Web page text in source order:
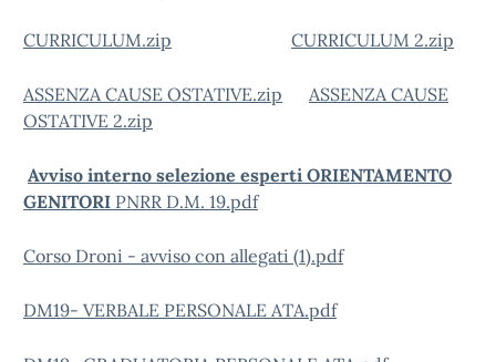
CURRICULUM.zip CURRICULUM 2.zip
ASSENZA CAUSE OSTATIVE.zip
ASSENZA CAUSE
OSTATIVE 2.zip
Avviso interno selezione esperti ORIENTAMENTO
GENITORI PNRR D.M. 19.pdf
Corso Droni - avviso con allegati (1).pdf
DM19- VERBALE PERSONALE ATA.pdf